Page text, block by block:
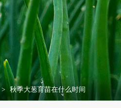
> 秋季大葱育苗在什么时间